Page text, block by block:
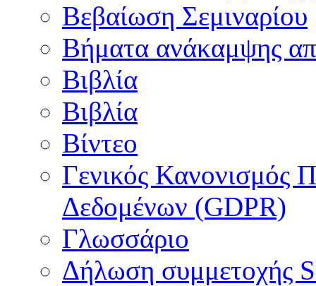
Βεβαίωση Σεμιναρίου
Βήματα ανάκαμψης
Βιβλία
Βιβλία
Βίντεο
Γενικός Κανονισμός
Δεδομένων (GDPR)
Γλωσσάριο
Δήλωση συμμετοχής